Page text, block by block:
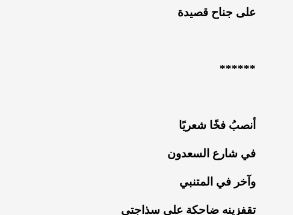
‏على جناح قصيدة
******
أنصبُ فخًا شعريًا
‏في شارع السعدون
‏وآخر في المتنبي
‏تقفزينه ضاحكة على سذاجتي